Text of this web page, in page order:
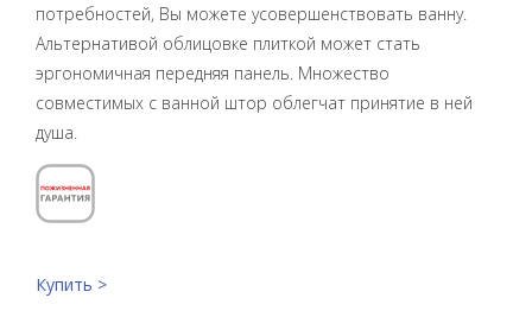
потребностей, Вы можете усовершенствовать ванну.
Альтернативой облицовке плиткой может стать
эргономичная передняя панель. Множество
совместимых с ванной штор облегчат принятие в ней
душа.
Купить >